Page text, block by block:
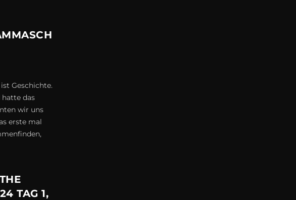
Geschichte.
das
wir uns
erste mal
TAG 1,